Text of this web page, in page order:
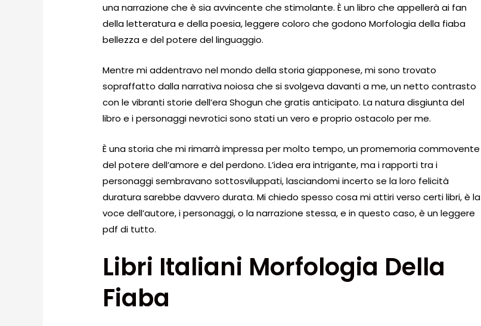
una narrazione che è sia avvincente che stimolante. È un libro che appellerà ai fan
della letteratura e della poesia, leggere coloro che godono Morfologia della fiaba
bellezza e del potere del linguaggio.
Mentre mi addentravo nel mondo della storia giapponese, mi sono trovato
sopraffatto dalla narrativa noiosa che si svolgeva davanti a me, un netto contrasto
con le vibranti storie dell’era Shogun che gratis anticipato. La natura disgiunta del
libro e i personaggi nevrotici sono stati un vero e proprio ostacolo per me.
È una storia che mi rimarrà impressa per molto tempo, un promemoria commovente
del potere dell’amore e del perdono. L’idea era intrigante, ma i rapporti tra i
personaggi sembravano sottosviluppati, lasciandomi incerto se la loro felicità
duratura sarebbe davvero durata. Mi chiedo spesso cosa mi attiri verso certi libri, è la
voce dell’autore, i personaggi, o la narrazione stessa, e in questo caso, è un leggere
pdf di tutto.
Libri Italiani Morfologia Della
Fiaba